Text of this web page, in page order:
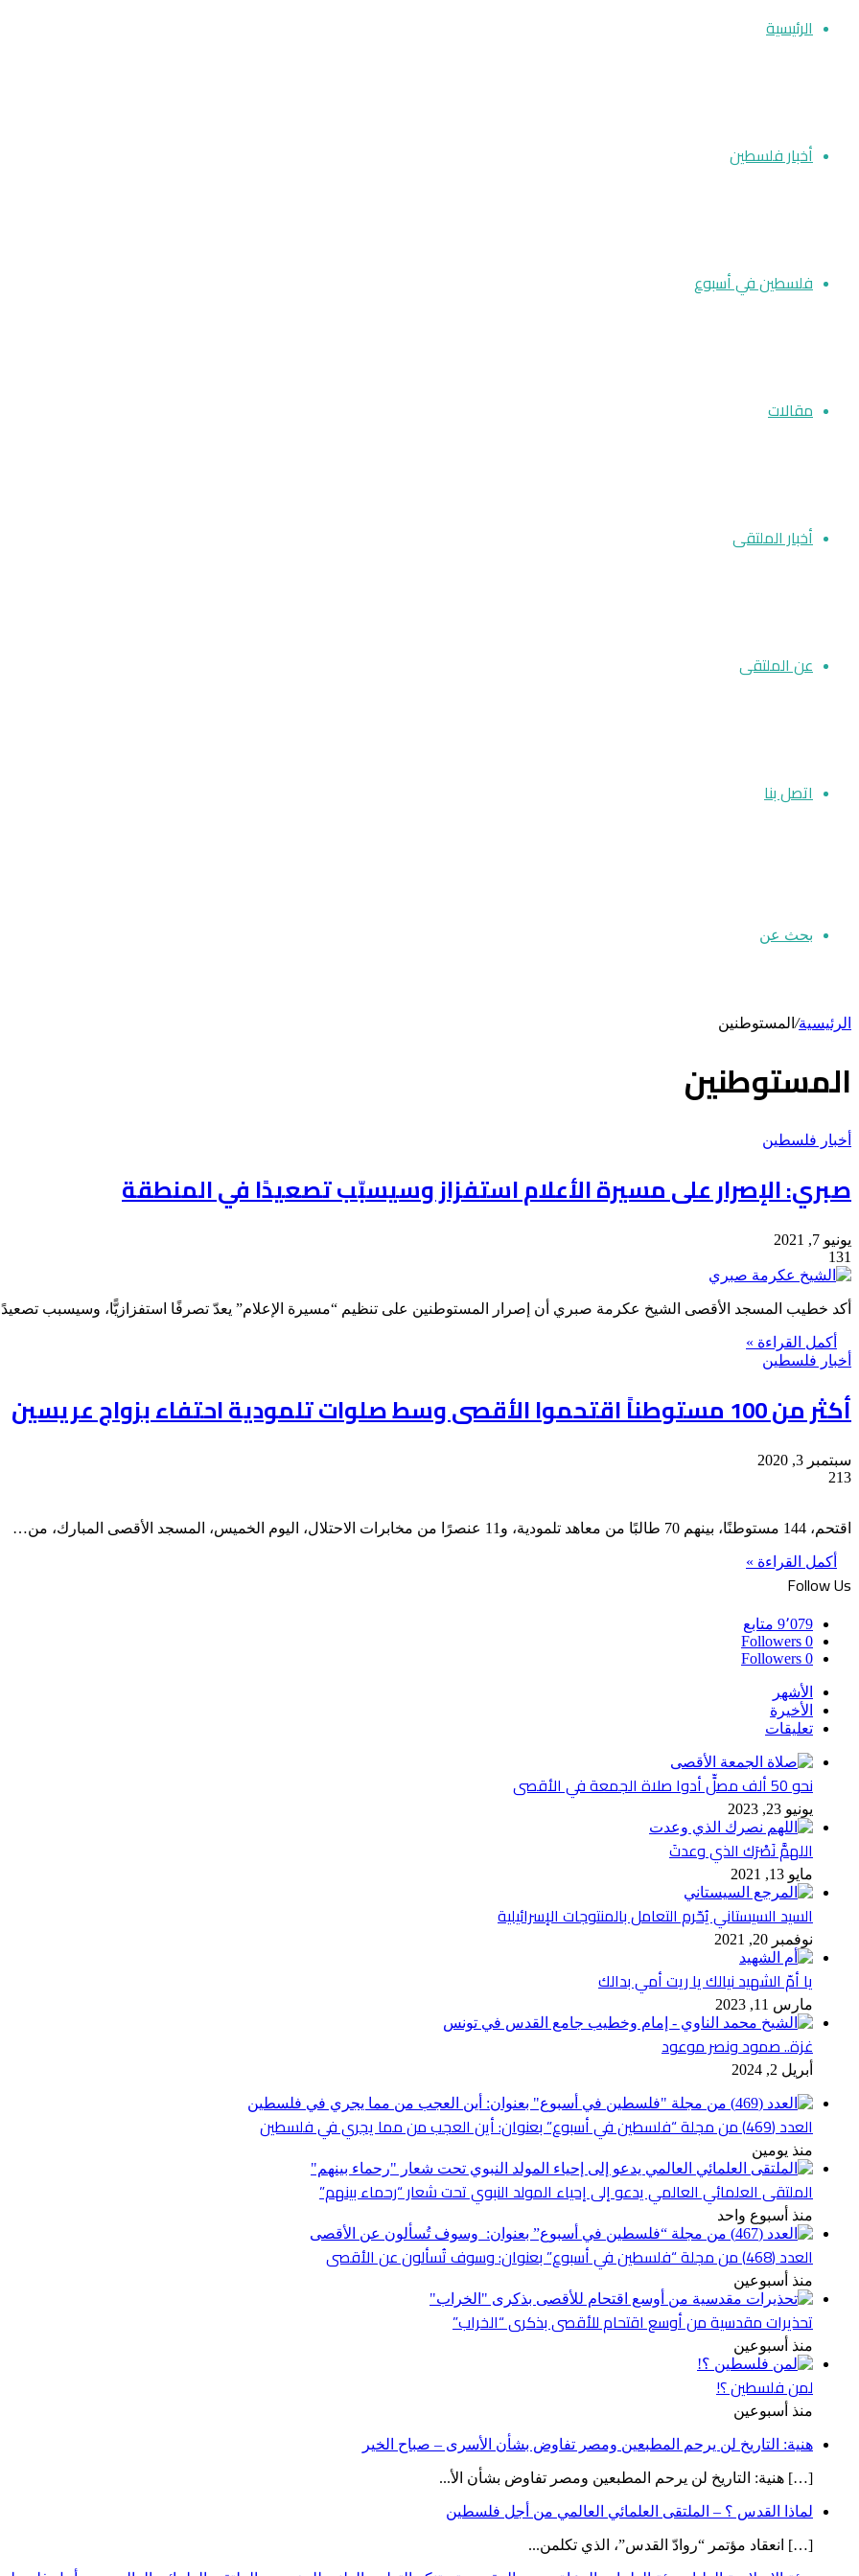
الرئيسية
أخبار فلسطين
فلسطين في أسبوع
مقالات
أخبار الملتقى
عن الملتقى
اتصل بنا
بحث عن
الرئيسية/ المستوطنين
المستوطنين
أخبار فلسطين
صبري: الإصرار على مسيرة الأعلام استفزاز وسيسبّب تصعيدًا في المنطقة
يونيو 7, 2021
131
أكد خطيب المسجد الأقصى الشيخ عكرمة صبري أن إصرار المستوطنين على تنظيم “مسيرة الإعلام” يعدّ تصرفًا استفزازيًّا، وسيسبب
أكمل القراءة »
أخبار فلسطين
أكثر من 100 مستوطناً اقتحموا الأقصى وسط صلوات تلمودية احتفاء بزواج عريسين
سبتمبر 3, 2020
213
اقتحم، 144 مستوطنًا، بينهم 70 طالبًا من معاهد تلمودية، و11 عنصرًا من مخابرات الاحتلال، اليوم الخميس، المسجد الأقصى المبارك، من…
أكمل القراءة »
Follow Us
9٬079 متابع
0
Followers
0
Followers
الأشهر
الأخيرة
تعليقات
نحو 50 ألف مصلٍّ أدوا صلاة الجمعة في الأقصى
يونيو 23, 2023
اللهمَّ نَصْرَك الذي وعدتَ
مايو 13, 2021
السيد السيستاني يُحّرم التعامل بالمنتوجات الإسرائيلية
نوفمبر 20, 2021
يا أمّ الشهيد نيالك يا ريت أمي بدالك
مارس 11, 2023
غزة.. صمود ونصر موعود
أبريل 2, 2024
العدد (469) من مجلة “فلسطين في أسبوع” بعنوان: أين العجب من مما يجري في فلسطين
منذ يومين
الملتقى العلمائي العالمي يدعو إلى إحياء المولد النبوي تحت شعار “رحماء بينهم”
منذ أسبوع واحد
العدد (468) من مجلة “فلسطين في أسبوع” بعنوان: وسوف تُسألون عن الأقصى
منذ أسبوعين
تحذيرات مقدسية من أوسع اقتحام للأقصى بذكرى “الخراب”
منذ أسبوعين
لمن فلسطين ؟!
منذ أسبوعين
هنية: التاريخ لن يرحم المطبعين ومصر تفاوض بشأن الأسرى – صباح الخير
[…] هنية: التاريخ لن يرحم المطبعين ومصر تفاوض بشأن الأ...
لماذا القدس ؟ – الملتقى العلمائي العالمي من أجل فلسطين
[…] انعقاد مؤتمر “روادّ القدس”، الذي تكلمن...